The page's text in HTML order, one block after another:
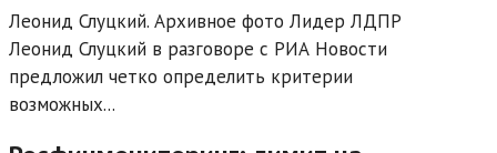
Леонид Слуцкий. Архивное фото Лидер ЛДПР
Леонид Слуцкий в разговоре с РИА Новости
предложил четко определить критерии
возможных...